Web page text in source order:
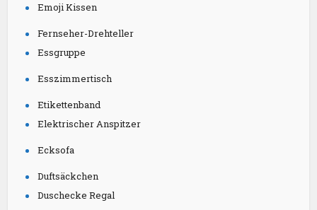
Emoji Kissen
Fernseher-Drehteller
Essgruppe
Esszimmertisch
Etikettenband
Elektrischer Anspitzer
Ecksofa
Duftsäckchen
Duschecke Regal